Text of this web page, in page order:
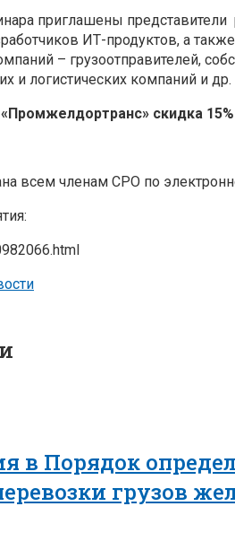
приглашены представители
ИТ-продуктов, а
– грузоотправителей,
и логистических компаний и др.
«Промжелдортранс» скидка 15%
всем членам СРО по
в Порядок
грузов